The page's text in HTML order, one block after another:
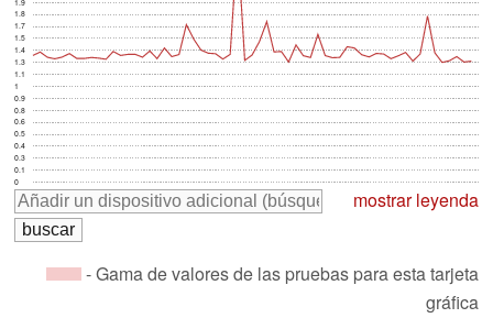
0
0.1
0.3
0.4
0.5
0.6
0.8
0.9
1
1.1
1.3
1.4
1.5
1.7
1.8
mostrar leyenda
- Gama de valores de las pruebas para esta tarjeta
gráfica